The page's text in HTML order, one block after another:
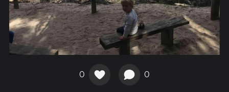
0 0